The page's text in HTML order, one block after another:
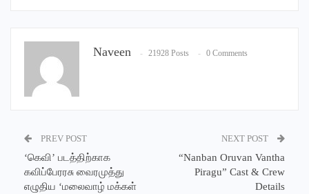
Naveen 21928 Posts 0 Comments
PREV POST
‘கெவி’ படத்திற்காக
கவிப்பேரரசு வைரமுத்து
எழுதிய ‘மலைவாழ் மக்கள்
NEXT POST
“Nanban Oruvan Vantha
Piragu” Cast & Crew
Details